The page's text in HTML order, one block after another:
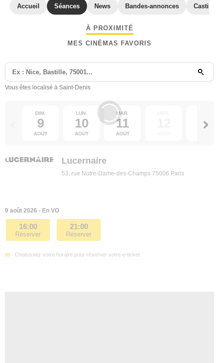
Accueil Séances News Bandes-annonces Casting
À PROXIMITÉ
MES CINÉMAS FAVORIS
Vous êtes localisé à Saint-Denis
DIM.
9
AOÛT
LUN.
10
AOÛT
MAR.
11
AOÛT
13
Lucernaire
53, rue Notre-Dame-des-Champs 75006 Paris
9 août 2026 - En VO
16:00
Réserver
21:00
Réserver
Choisissez votre horaire pour réserver votre e-ticket.